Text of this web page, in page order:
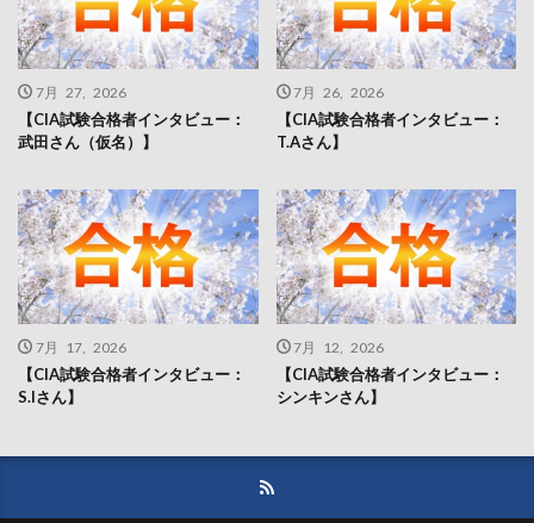
7月 27, 2026
【CIA試験合格者インタビュー：
武田さん（仮名）】
7月 26, 2026
【CIA試験合格者インタビュー：
T.Aさん】
7月 17, 2026
【CIA試験合格者インタビュー：
S.Iさん】
7月 12, 2026
【CIA試験合格者インタビュー：
シンキンさん】